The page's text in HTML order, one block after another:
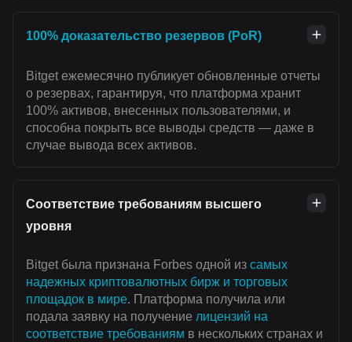
100% доказательство резервов (PoR)
Bitget ежемесячно публикует обновленные отчеты
о резервах, гарантируя, что платформа хранит
100% активов, внесенных пользователями, и
способна покрыть все выводы средств — даже в
случае вывода всех активов.
Соответствие требованиям высшего
уровня
Bitget была признана Forbes одной из самых
надежных криптовалютных бирж и торговых
площадок в мире. Платформа получила или
подала заявку на получение лицензий на
соответствие требованиям в нескольких странах и